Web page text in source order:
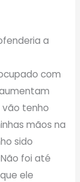
a
com
vão tenho
mãos na
sido
foi até
ele